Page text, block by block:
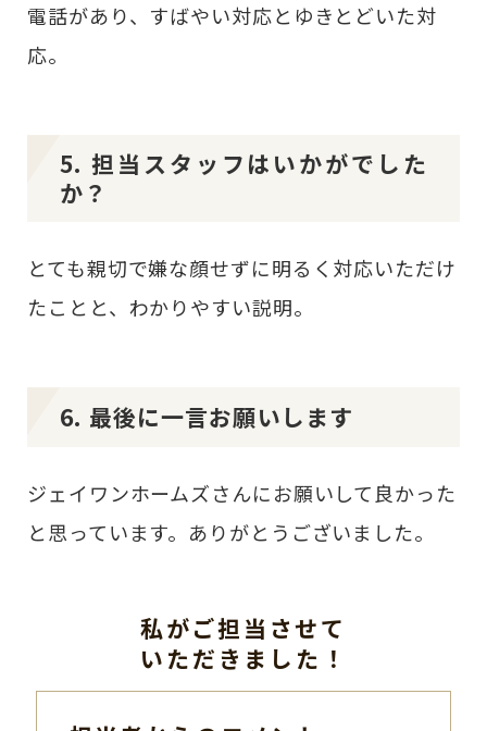
電話があり、すばやい対応とゆきとどいた対
応。
5. 担当スタッフはいかがでした
か？
とても親切で嫌な顔せずに明るく対応いただけ
たことと、わかりやすい説明。
6. 最後に一言お願いします
ジェイワンホームズさんにお願いして良かった
と思っています。ありがとうございました。
私がご担当させて
いただきました！